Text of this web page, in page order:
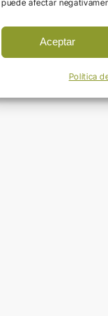
puede afectar
Aceptar
Política